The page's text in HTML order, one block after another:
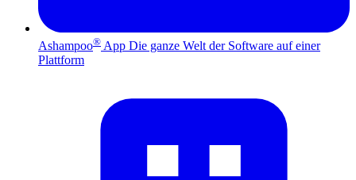
Ashampoo® App Die ganze Welt der Software auf einer
Plattform